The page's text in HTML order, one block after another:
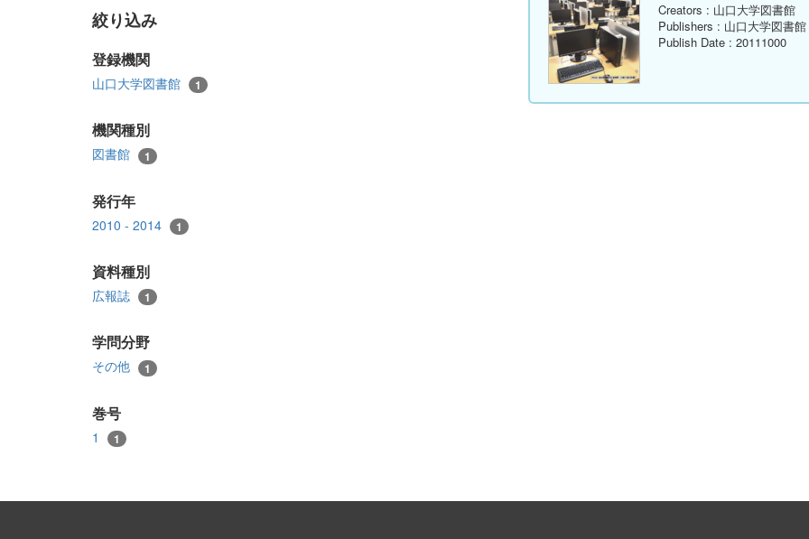
絞り込み
登録機関
山口大学図書館 1
機関種別
図書館 1
発行年
2010 - 2014 1
資料種別
広報誌 1
学問分野
その他 1
巻号
1 1
Creators : 山口大学図書館
Publishers : 山口大学図書館
Publish Date : 20111000